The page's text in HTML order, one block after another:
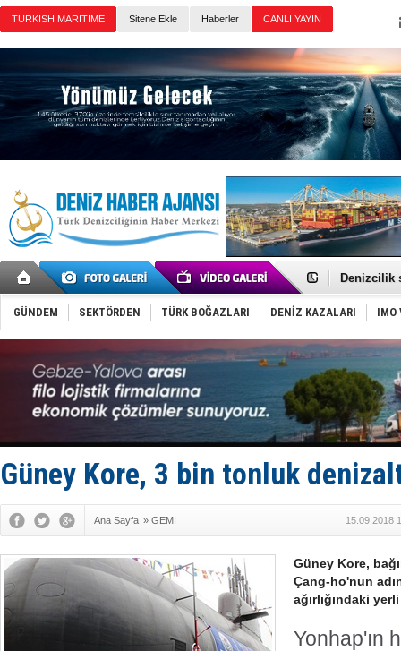
Sitene Ekle Haberler
Rusya,
Denizcilik
‘14.
Taksi
TÜRKLİM
SOCAR
Dünyanın
Keşfedildi:
Van’da
GÜNDEM SEKTÖRDEN TÜRK BOĞAZLARI DENİZ KAZALARI IMO
Güney Kore, 3 bin tonluk
Ana Sayfa » GEMİ 15.09.2018
Güney Kore,
Çang-ho'nun
ağırlığındaki
Yonhap'ın